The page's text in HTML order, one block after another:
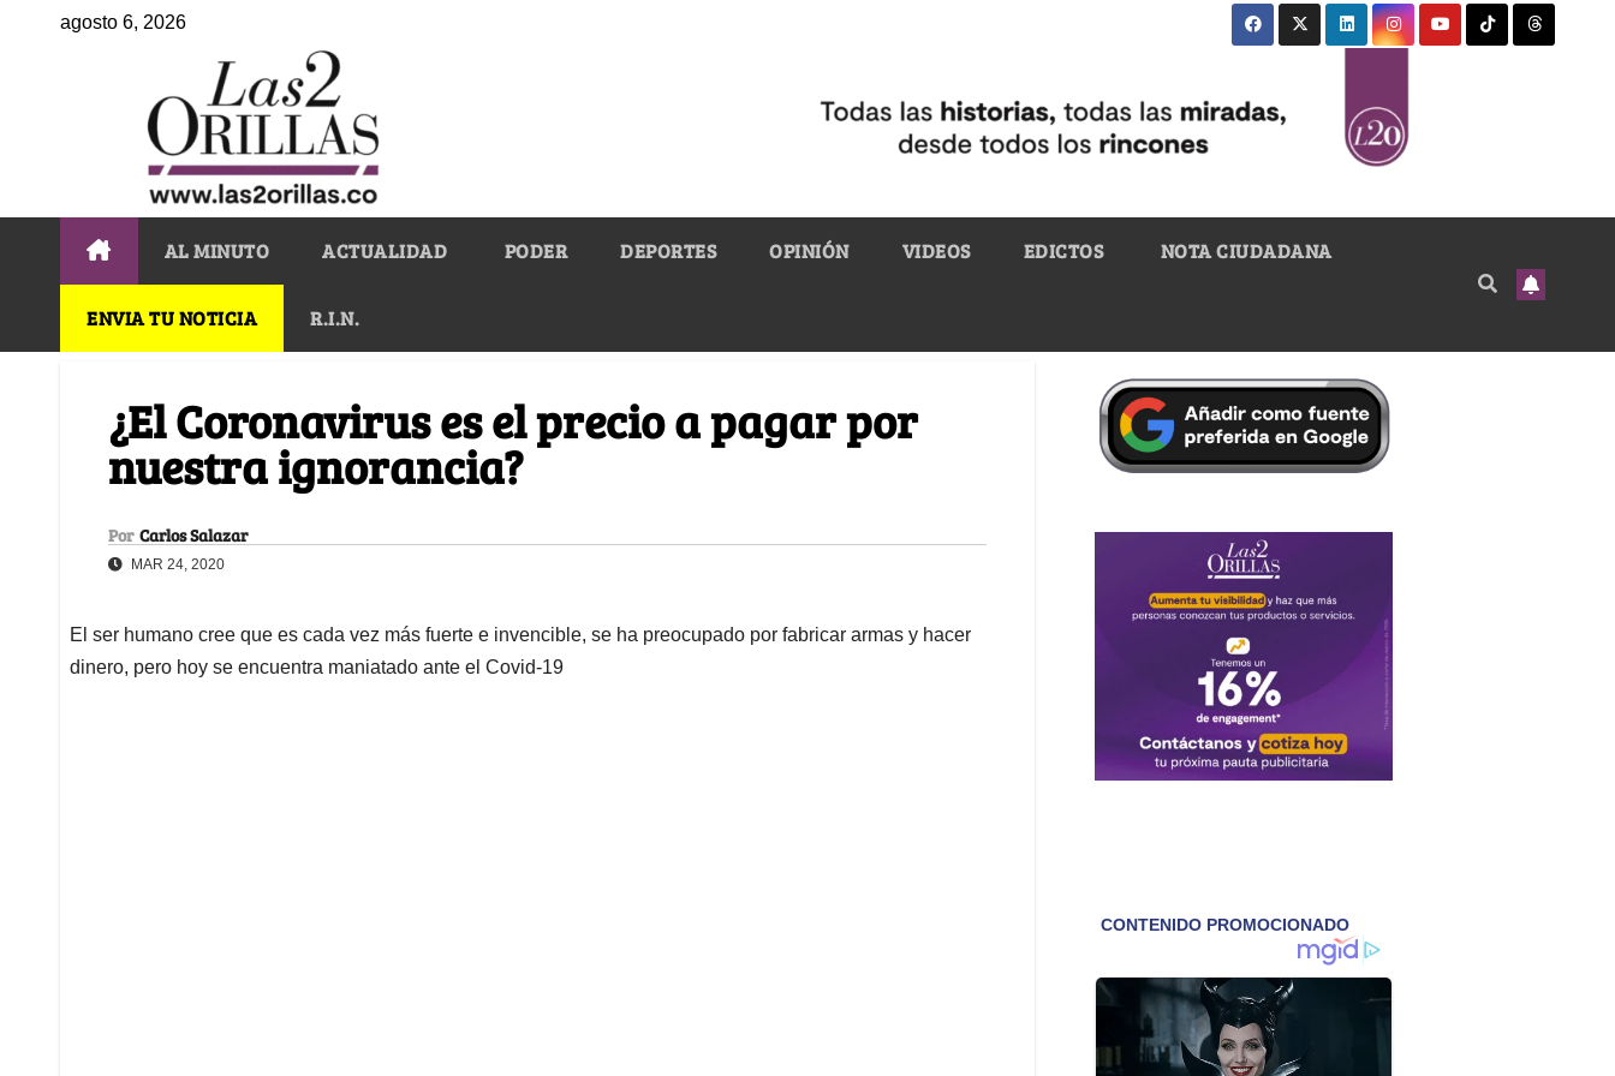
agosto 6, 2026
AL MINUTO ACTUALIDAD PODER DEPORTES OPINIÓN VIDEOS EDICTOS NOTA CIUDADANA
ENVIA TU NOTICIA R.I.N.
¿El Coronavirus es el precio a pagar por
nuestra ignorancia?
Por Carlos Salazar
MAR 24, 2020
El ser humano cree que es cada vez más fuerte e invencible, se ha preocupado por fabricar armas y hacer
dinero, pero hoy se encuentra maniatado ante el Covid-19